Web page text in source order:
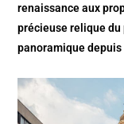
renaissance aux
précieuse relique
panoramique